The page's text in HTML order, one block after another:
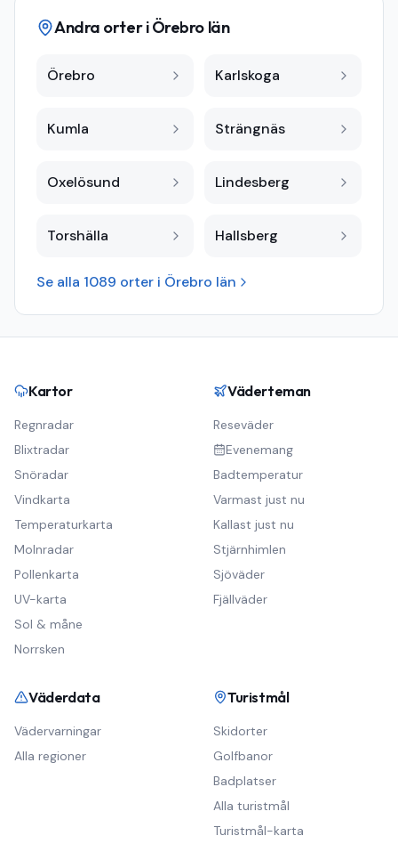
Andra orter iÖrebro län
Örebro Karlskoga
Kumla Strängnäs
Oxelösund Lindesberg
Torshälla Hallsberg
Se alla 1089 orter i Örebro län
Kartor
Regnradar
Blixtradar
Snöradar
Vindkarta
Temperaturkarta
Molnradar
Pollenkarta
UV-karta
Sol & måne
Norrsken
Väderteman
Reseväder
Evenemang
Badtemperatur
Varmast just nu
Kallast just nu
Stjärnhimlen
Sjöväder
Fjällväder
Väderdata
Vädervarningar
Alla regioner
Turistmål
Skidorter
Golfbanor
Badplatser
Alla turistmål
Turistmål-karta